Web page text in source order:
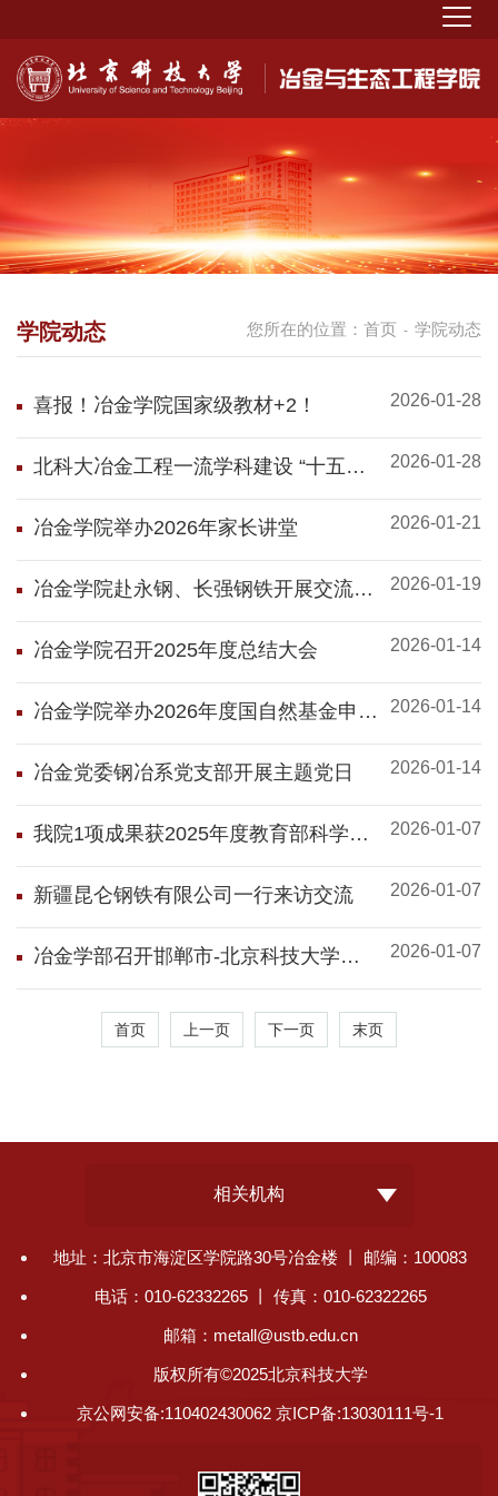
您所在的位置： 首页 - 学院动态
学院动态
喜报！冶金学院国家级教材+2！ 2026-01-28
北科大冶金工程一流学科建设 “十五五”
发展规划研讨会圆满召开
2026-01-28
冶金学院举办2026年家长讲堂 2026-01-21
冶金学院赴永钢、长强钢铁开展交流座
谈
2026-01-19
冶金学院召开2025年度总结大会 2026-01-14
冶金学院举办2026年度国自然基金申报
专题辅导讲座
2026-01-14
冶金党委钢冶系党支部开展主题党日 2026-01-14
我院1项成果获2025年度教育部科学研
究优秀成果奖
2026-01-07
新疆昆仑钢铁有限公司一行来访交流 2026-01-07
冶金学部召开邯郸市-北京科技大学校
企科技成果供需对接会
2026-01-07
首页 上一页 下一页 末页
相关机构
地址：北京市海淀区学院路30号冶金楼 丨 邮编：100083
电话：010-62332265 丨 传真：010-62322265
邮箱：metall@ustb.edu.cn
版权所有©2025北京科技大学
京公网安备:110402430062 京ICP备:13030111号-1